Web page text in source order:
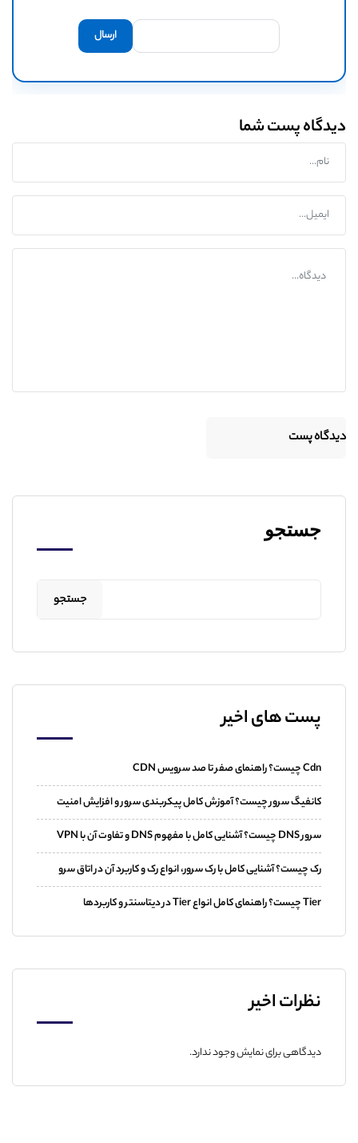
دیدگاه پست شما
جستجو
جستجو
پست های اخیر
Cdn چیست؟ راهنمای صفر تا صد سرویس CDN
کانفیگ سرور چیست؟ آموزش کامل پیکربندی سرور و افزایش امنیت
سرور DNS چیست؟ آشنایی کامل با مفهوم DNS و تفاوت آن با VPN
رک چیست؟ آشنایی کامل با رک سرور، انواع رک و کاربرد آن در اتاق سرو
Tier چیست؟ راهنمای کامل انواع Tier در دیتاسنتر و کاربردها
نظرات اخیر
دیدگاهی برای نمایش وجود ندارد.